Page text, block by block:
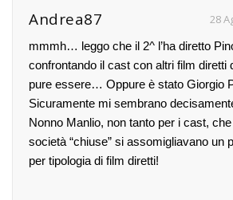
Andrea87 28
mmmh… leggo che il 2^ l’ha diretto
confrontando il cast con altri film diretti
pure essere… Oppure è stato Giorgio
Sicuramente mi sembrano
Nonno Manlio, non tanto per i cast, che
società “chiuse” si assomigliavano un
per tipologia di film diretti!